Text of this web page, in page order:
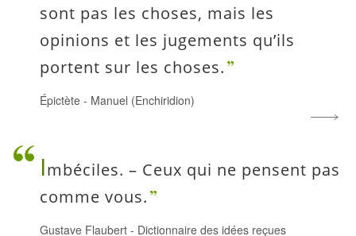
sont pas les choses, mais les
opinions et les jugements qu’ils
portent sur les choses.
Épictète - Manuel (Enchiridion)
Imbéciles. – Ceux qui ne pensent pas
comme vous.
Gustave Flaubert - Dictionnaire des idées reçues